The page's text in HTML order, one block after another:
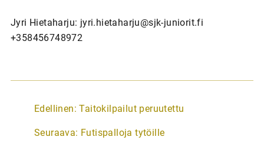
Jyri Hietaharju: jyri.hietaharju@sjk-juniorit.fi
+358456748972
A
t
Edellinen: Taitokilpailut peruutettu
Seuraava: Futispalloja tytöille